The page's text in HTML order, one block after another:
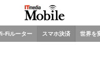
Fiルーター スマホ決済 世界を